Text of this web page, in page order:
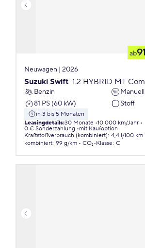
ab
Neuwagen | 2026
Suzuki Swift 1.2 HYBRID MT
Benzin
Manuell
81 PS (60 kW)
Stoff
in 3 bis 5 Monaten
Leasingdetails:30 Monate 10.000 km/Jahr
0 € Sonderzahlung
mit Kaufoption
Kraftstoffverbrauch (kombiniert): 4,4 l/100 km
kombiniert: 99 g/km CO₂-Klasse: C